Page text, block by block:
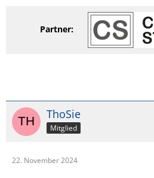
Partner:
ThoSie
Mitglied
22. November 2024